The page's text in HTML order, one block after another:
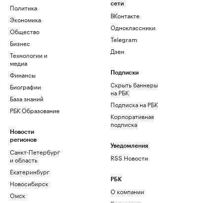
Политика
Экономика
Общество
Бизнес
Технологии и
медиа
Финансы
Биографии
База знаний
РБК Образование
Новости
регионов
Санкт-Петербург
и область
Екатеринбург
Новосибирск
Омск
сети
ВКонтакте
Одноклассники
Telegram
Дзен
Подписки
Скрыть баннеры
на РБК
Подписка на РБК
Корпоративная
подписка
Уведомления
RSS Новости
РБК
О компании